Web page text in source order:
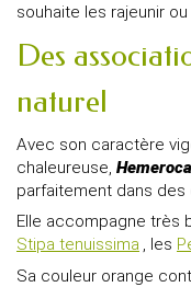
souhaite les rajeunir
Des
naturel
Avec son caractère
chaleureuse,
parfaitement dans des
Elle accompagne très
Stipa tenuissima , les
Sa couleur orange